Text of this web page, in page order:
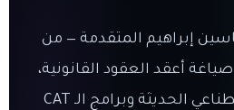
إبراهيم المتقدمة — من
أعقد العقود القانونية،
مع أدوات الذكاء الاصطناعي الحديثة وبرامج الـ CAT